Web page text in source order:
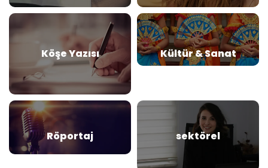
Köşe Yazısı Kültür & Sanat
Röportaj sektörel